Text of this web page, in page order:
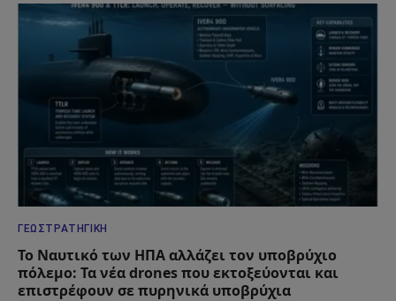
ΓΕΩΣΤΡΑΤΗΓΙΚΉ
Το Ναυτικό των ΗΠΑ αλλάζει τον υποβρύχιο
πόλεμο: Τα νέα drones που εκτοξεύονται και
επιστρέφουν σε πυρηνικά υποβρύχια